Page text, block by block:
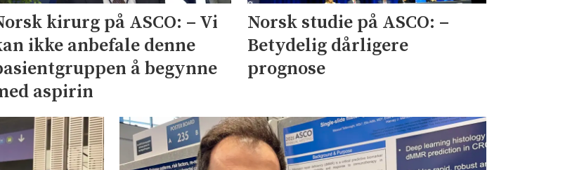
kirurg på ASCO: – Vi
ikke anbefale denne
å begynne
aspirin
Norsk studie på ASCO: –
Betydelig dårligere
prognose